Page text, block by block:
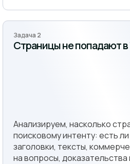
Задача 2
Страницы не попадают
Анализируем, насколько
поисковому интенту: есть
заголовки, тексты,
на вопросы, доказательства